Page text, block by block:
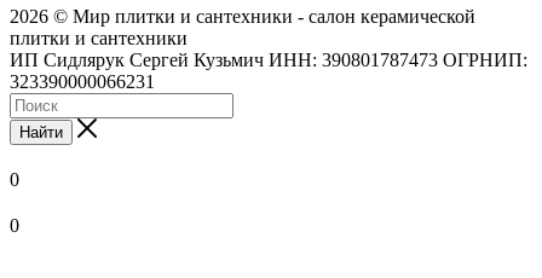
2026 © Мир плитки и сантехники - салон керамической
плитки и сантехники
ИП Сидлярук Сергей Кузьмич ИНН: 390801787473 ОГРНИП:
323390000066231
Найти
0
0